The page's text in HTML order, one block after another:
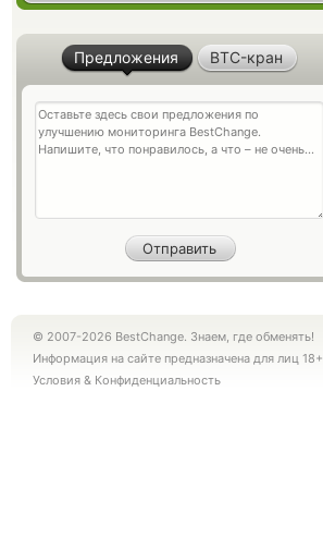
Предложения BTC-кран
© 2007-2026 BestChange. Знаем, где обменять!
Информация на сайте предназначена для лиц 18+
Условия & Конфиденциальность